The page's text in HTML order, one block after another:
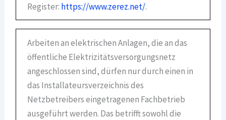
Register: https://www.zerez.net/.
Arbeiten an elektrischen Anlagen, die an das
öffentliche Elektrizitätsversorgungsnetz
angeschlossen sind, dürfen nur durch einen in
das Installateursverzeichnis des
Netzbetreibers eingetragenen Fachbetrieb
ausgeführt werden. Das betrifft sowohl die